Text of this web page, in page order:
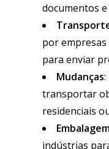
documentos
por empresas
para enviar
Mudanças
transportar
residenciais
indústrias